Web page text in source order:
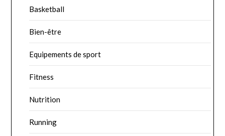
Basketball
Bien-être
Equipements de sport
Fitness
Nutrition
Running